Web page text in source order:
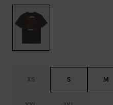
XS S M